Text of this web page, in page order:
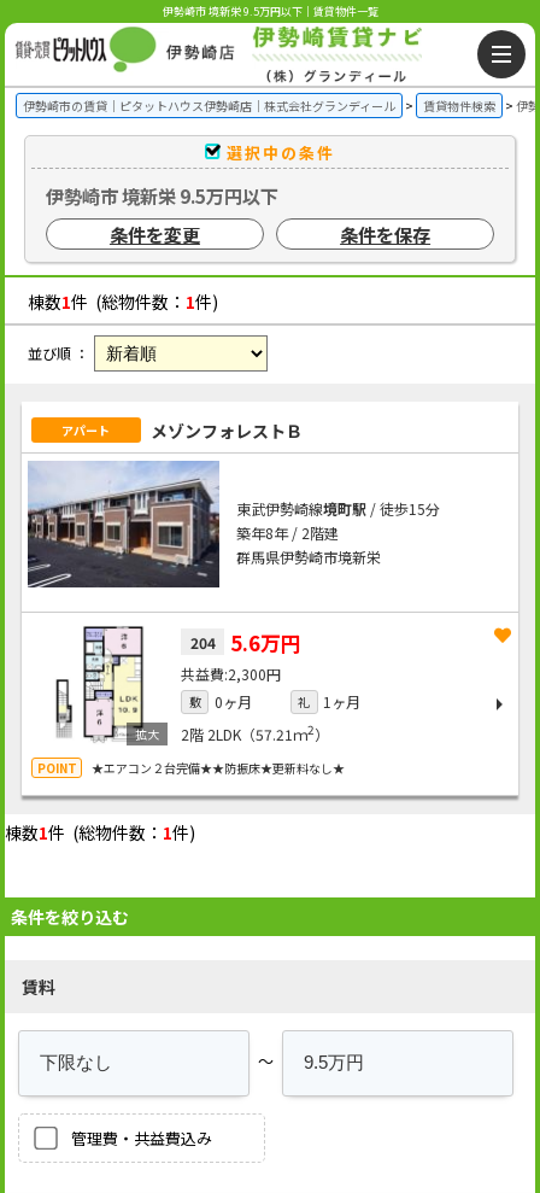
伊勢崎市 境新栄 9.5万円以下｜賃貸物件一覧
伊勢崎市の賃貸｜ピタットハウス伊勢崎店｜株式会社グランディール 賃貸物件検索 伊
選択中の条件
伊勢崎市 境新栄 9.5万円以下
条件を変更
条件を保存
棟数1件 (総物件数： 1件)
並び順 ：
アパート メゾンフォレストＢ
東武伊勢崎線境町駅/ 徒歩15分
築年8年 / 2階建
群馬県伊勢崎市境新栄
204 5.6万円
2,300円
敷 0ヶ月 礼
1ヶ月
2階 2LDK（57.21ｍ2）
★エアコン２台完備★★防振床★更新料なし★
棟数1件 (総物件数： 1件)
条件を絞り込む
賃料
～
管理費・共益費込み